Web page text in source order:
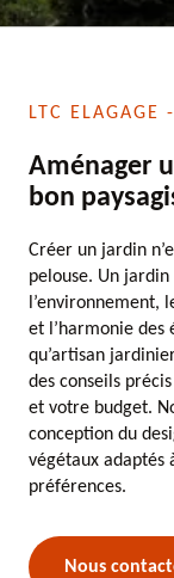
LTC ELAGAGE
Aménager
bon
Créer un jardin
pelouse. Un
l’environnement,
et l’harmonie des
qu’artisan
des conseils
et votre budget.
conception du
végétaux adaptés
préférences.
Nous